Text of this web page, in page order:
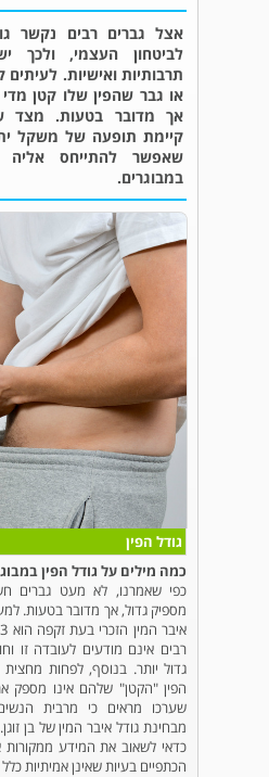
אצל גברים רבים נקשר
לביטחון העצמי, ולכך
תרבותיות ואישיות.
או גבר שהפין שלו קטן
אך מדובר בטעות. מצד
קיימת תופעה של משקל
שאפשר להתייחס אליה
במבוגרים.
גודל הפין
כמה מילים על גודל הפין
כפי שאמרנו, לא מעט גברים
מספיק גדול, אך מדובר בטעות.
רבים אינם מודעים לעובדה זו
גדול יותר. בנוסף, לפחות
הפין "הקטן" שלהם אינו מספק
שערכו מראים כי מרבית
מבחינת גודל איבר המין של בן
כדאי לשאוב את המידע ממקורות
הכתפיים בעיות שאינן אמיתיות כלל